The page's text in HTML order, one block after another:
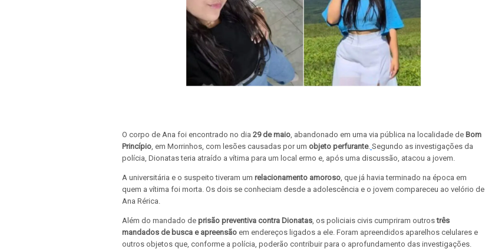
O corpo de Ana foi encontrado no dia 29 de maio, abandonado em uma via pública na localidade de Bom
Princípio, em Morrinhos, com lesões causadas por um objeto perfurante. Segundo as investigações da
polícia, Dionatas teria atraído a vítima para um local ermo e, após uma discussão, atacou a jovem.
A universitária e o suspeito tiveram um relacionamento amoroso, que já havia terminado na época em
quem a vítima foi morta. Os dois se conheciam desde a adolescência e o jovem compareceu ao velório de
Ana Rérica.
Além do mandado de prisão preventiva contra Dionatas, os policiais civis cumpriram outrostrês
mandados de busca e apreensão em endereços ligados a ele. Foram apreendidos aparelhos celulares e
outros objetos que, conforme a polícia, poderão contribuir para o aprofundamento das investigações.